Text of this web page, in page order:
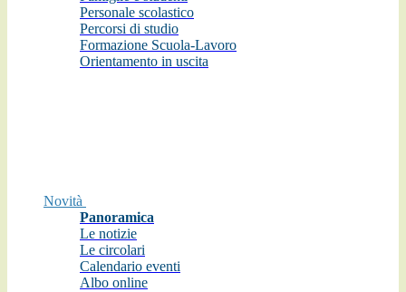
Personale scolastico
Percorsi di studio
Formazione Scuola-Lavoro
Orientamento in uscita
Novità
Panoramica
Le notizie
Le circolari
Calendario eventi
Albo online